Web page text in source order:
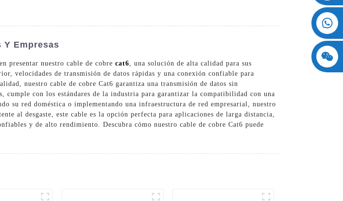
Y Empresas
presentar nuestro cable de cobre cat6 , una solución de alta calidad para sus
velocidades de transmisión de datos rápidas y una conexión confiable para
nuestro cable de cobre Cat6 garantiza una transmisión de datos sin
cumple con los estándares de la industria para garantizar la compatibilidad con una
su red doméstica o implementando una infraestructura de red empresarial, nuestro
al desgaste, este cable es la opción perfecta para aplicaciones de larga distancia,
y de alto rendimiento. Descubra cómo nuestro cable de cobre Cat6 puede